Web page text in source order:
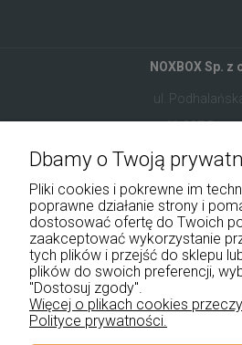
NOXBOX Sp. z
ul.
41-907
+48 534 555
Pomoc
Płatności i
Dbamy o Twoją
Pliki cookies i pokrewne im
poprawne działanie strony i
dostosować ofertę do Twoich
zaakceptować wykorzystanie
tych plików i przejść do sklepu
plików do swoich preferencji,
"Dostosuj zgody".
Więcej o plikach cookies
Polityce prywatności.